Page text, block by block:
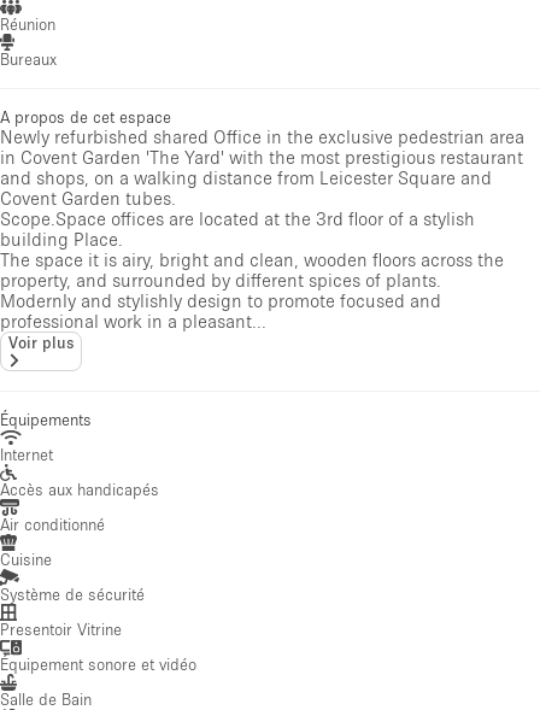
Réunion
Bureaux
A propos de cet espace
Newly refurbished shared Office in the exclusive pedestrian area
in Covent Garden 'The Yard' with the most prestigious restaurant
and shops, on a walking distance from Leicester Square and
Covent Garden tubes.
Scope.Space offices are located at the 3rd floor of a stylish
building Place.
The space it is airy, bright and clean, wooden floors across the
property, and surrounded by different spices of plants.
Modernly and stylishly design to promote focused and
professional work in a pleasant...
Voir plus
Équipements
Internet
Accès aux handicapés
Air conditionné
Cuisine
Système de sécurité
Presentoir Vitrine
Équipement sonore et vidéo
Salle de Bain